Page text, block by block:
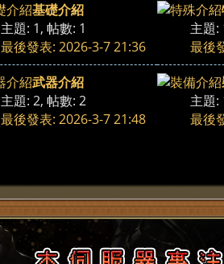
基礎介紹
主題: 1, 帖數: 1
最後發表: 2026-3-7 21:36
主題:
最後
武器介紹
主題: 2, 帖數: 2
最後發表: 2026-3-7 21:48
主題:
最後